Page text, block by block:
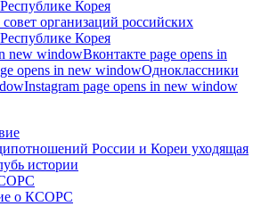
new windowВконтакте page opens in
opens in new windowОдноклассники
Instagram page opens in new window
России и Кореи уходящая
истории
о КСОРС